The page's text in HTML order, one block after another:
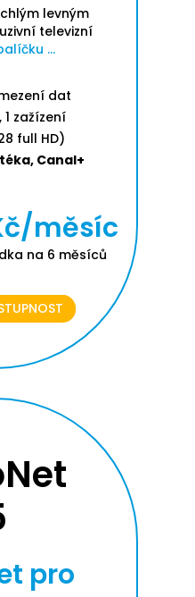
levným
televizní
...
dat
1 zažízení
full HD)
Canal+
měsíc
na 6 měsíců
pro